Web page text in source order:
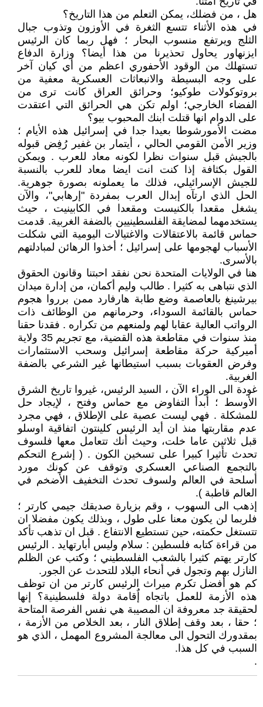
هل ، من فضلك، يمكن التعلم من هذا التاريخ؟
في هذه الأثناء تتسع الثغرة في الأوزون وتذوب جبال
الثلج ويرتفع منسوب البحار ؛ فهل ربما كان الرئيس
ايزنهاور يحاول تحذيرنا من هذا أيضا؟ وزارة الدفاع
تستهلك من الوقود الأحفوري اعظم من أي كيان آخر
على وجه البسيطة والانبعاثات العسكرية معفية من
بروتوكولات طوكيو؛ وحرائق العراق كانت ترى من
الفضاء الخارجي؛ اولم تكن هي الحرائق التي اعتقدت
على الدوام انها قتلت ابنك المحبوب بيو؟
مضت الأمورشوطا بعيدا جدا في إسرائيل هذه الأيام ؛
وزير الأمن القومي الحالي ، أيتمار بن غفير رُفِض قبوله
بالجيش قبل سنوات نظرا لكونه معاد للعرب . ويمكن
القول بكثافة إذا كنت انت ايضا معاد للعرب بالنسبة
للجيش الإسرائيلي، فذلك ما يعملونه بصورة جوهرية.
الحل الذي ارتآه إبدال العرب بمفردة "إرهابي"، والآن
يشغل مقعدا بالكنيست ومقعدا في الكابينيت ، حيث
يستخدمهما لمضايقة الفلسطينيين بالضفة الغربية. قدمت
حماس قائمة بالاعتقالات والاغتيالات اليومية التي شكلت
الأسباب لهجومها على إسرائيل ؛ أخذوا الرهائن لمبادلتهم
بالأسرى.
هنا في الولايات المتحدة نحن نفقد احبتنا وقانون الحقوق
الذي نتباهى به كثيرا . طالب وليم أكمان، من إدارة ميدان
بيرشينغ بالعاصمة وضع طابة هارفارد ممن برروا هجوم
حماس بالقائمة السوداء، وحرمانهم من الوظائف ذات
الرواتب العالية عقابا لهم ولمنعهم من تكراره . فقدنا حقنا
منذ سنوات في مقاطعة هذه القضية، مع تجريم 35 ولاية
أميركية حركة مقاطعة إسرائيل وسحب الاستثمارات
وفرض العقوبات بسبب استيطانها غير الشرعي بالضفة
الغربية.
غودة الى الوراء الآن ، السيد الرئيس، غيروا تاريخ الشرق
الأوسط ؛ أبدأ التفاوض مع حماس وفتح ، لإيجاد حل
للمشكلة . فهي ليست عصية على الإطلاق ، فهي مجرد
عدم مقاربتها منذ ان أيد الرئيس كلينتون اتفاقية اوسلو
قبل ثلاثين عاما خلت، وحيث أنك تتعامل معها فلسوف
تحدث تأثيرا كبيرا على تسخين الكون . ( إشرع التحكم
بالتجمع الصناعي العسكري وتوقف عن كونك مورد
أسلحة في العالم ولسوف تحدث التخفيف الأضخم في
العالم قاطبة ).
إذهب الى السهوب ، وقم بزيارة صديقك جيمي كارتر ؛
فلربما لن يكون معنا على طول ، وبذلك يكون مفضلا ان
تتستغل حكمته، حين تستطيع الانتفاع . قبل ان تذهب تأكد
من قراءة كتابه فلسطين : سلام وليس أبارتهايد . الرئيس
كارتر يهتم كثيرا بالشعب الفلسطيني ؛ وكتب عن الظلم
النازل بهم وتجول في أنحاء البلاد للتحدث عن الجور.
كم هو أفضل تكرم ميراث الرئيس كارتر من ان توظف
هذه الأزمة للعمل باتجاه إٌقامة دولة فلسطينية؟ إنها
لحقيقة جد معروفة ان المصيبة هي نفس الفرصة المتاحة
؛ حقا ، بعد وقف إطلاق النار ، بعد الخلاص من الأزمة ،
بمقدورك التحول الى معالجة المشروع المهمل ، الذي هو
السبب في كل هذا.
.